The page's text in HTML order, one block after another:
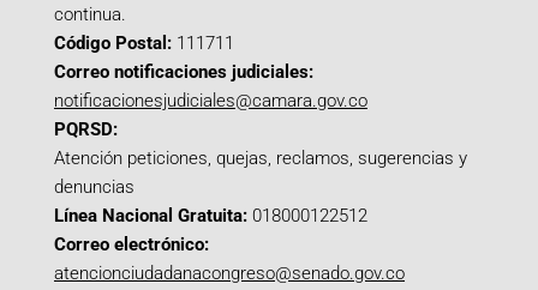
continua.
Código Postal: 111711
Correo notificaciones judiciales:
notificacionesjudiciales@camara.gov.co
PQRSD:
Atención peticiones, quejas, reclamos, sugerencias y
denuncias
Línea Nacional Gratuita: 018000122512
Correo electrónico:
atencionciudadanacongreso@senado.gov.co